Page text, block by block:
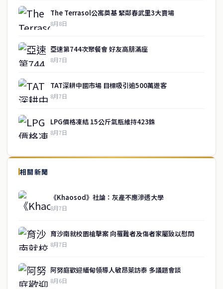
The Terrasol公寓奠基 緊鄰春武里3大賣場
8月8日
亞速第744次聚餐會 好友高朋滿座
8月7日
TAT深耕中國市場 目標吸引逾500萬遊客
8月7日
LPG價格凍結 15公斤氣瓶維持423銖
8月7日
相關新聞
《Khaosod》社論：灰產不應滲透大學
8月7日
育沙南就校園槍擊案 向罹難者及傷者家屬致以慰問
8月7日
阿努庭歡迎緬甸領導人敏昂萊訪泰 多議題會談
8月6日
泰國中文新聞（TCN）是一家總部設於曼谷的中文新聞媒體，致力於
供即時、客觀、多元的中文新聞內容。
快速連結
即時
政治
工商
service@thaichinesenews.com ↑ 回到頂端